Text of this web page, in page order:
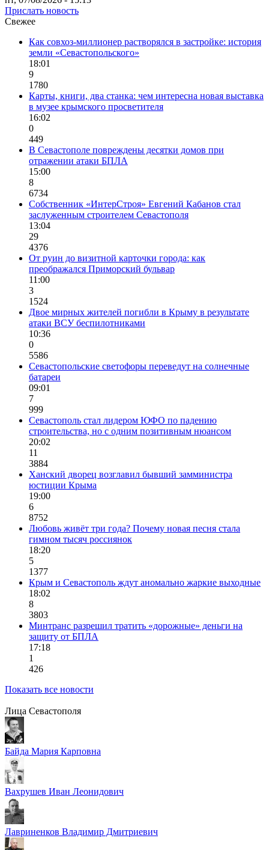
Прислать новость
Свежее
Как совхоз-миллионер растворялся в застройке: история
земли «Севастопольского»
18:01
9
1780
Карты, книги, два станка: чем интересна новая выставка
в музее крымского просветителя
16:02
0
449
В Севастополе повреждены десятки домов при
отражении атаки БПЛА
15:00
8
6734
Собственник «ИнтерСтроя» Евгений Кабанов стал
заслуженным строителем Севастополя
13:04
29
4376
От руин до визитной карточки города: как
преображался Приморский бульвар
11:00
3
1524
Двое мирных жителей погибли в Крыму в результате
атаки ВСУ беспилотниками
10:36
0
5586
Севастопольские светофоры переведут на солнечные
батареи
09:01
7
999
Севастополь стал лидером ЮФО по падению
строительства, но с одним позитивным нюансом
20:02
11
3884
Ханский дворец возглавил бывший замминистра
юстиции Крыма
19:00
6
8752
Любовь живёт три года? Почему новая песня стала
гимном тысяч россиянок
18:20
5
1377
Крым и Севастополь ждут аномально жаркие выходные
18:02
8
3803
Минтранс разрешил тратить «дорожные» деньги на
защиту от БПЛА
17:18
1
426
Показать все новости
Лица Севастополя
Байда Мария Карповна
Вахрушев Иван Леонидович
Лавриненков Владимир Дмитриевич